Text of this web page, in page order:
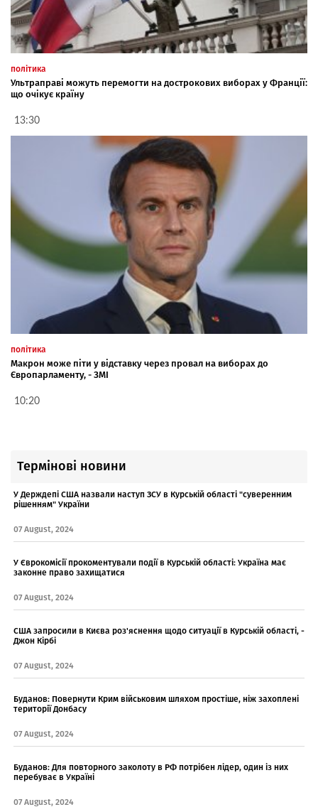
політика
Ультраправі можуть перемогти на дострокових виборах у Франції:
що очікує країну
13:30
політика
Макрон може піти у відставку через провал на виборах до
Європарламенту, - ЗМІ
10:20
Термінові новини
У Держдепі США назвали наступ ЗСУ в Курській області "суверенним
рішенням" України
07 August, 2024
У Єврокомісії прокоментували події в Курській області: Україна має
законне право захищатися
07 August, 2024
США запросили в Києва роз'яснення щодо ситуації в Курській області, -
Джон Кірбі
07 August, 2024
Буданов: Повернути Крим військовим шляхом простіше, ніж захоплені
території Донбасу
07 August, 2024
Буданов: Для повторного заколоту в РФ потрібен лідер, один із них
перебуває в Україні
07 August, 2024